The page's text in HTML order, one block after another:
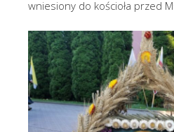
wniesiony do kościoła przed